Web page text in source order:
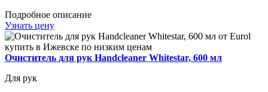
Подробное описание
Узнать цену
Очиститель для рук Handcleaner Whitestar, 600 мл
Для рук